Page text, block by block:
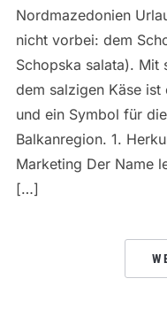
Nordmazedonien
nicht vorbei: dem
Schopska salata). Mit
dem salzigen Käse
und ein Symbol für
Balkanregion. 1.
Marketing Der Name
[…]